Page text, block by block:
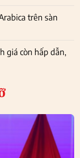
trên sàn
giá còn hấp dẫn,